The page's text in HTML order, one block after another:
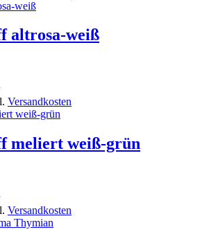
altrosa-weiß
Versandkosten
meliert weiß-grün
Versandkosten